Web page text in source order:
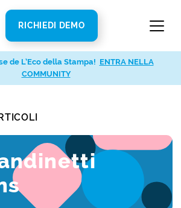
RICHIEDI DEMO
de L’Eco della Stampa! ENTRA NELLA
COMMUNITY